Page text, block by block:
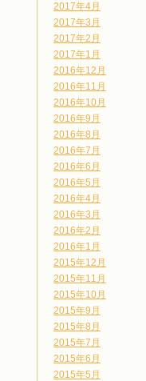
2017年4月
2017年3月
2017年2月
2017年1月
2016年12月
2016年11月
2016年10月
2016年9月
2016年8月
2016年7月
2016年6月
2016年5月
2016年4月
2016年3月
2016年2月
2016年1月
2015年12月
2015年11月
2015年10月
2015年9月
2015年8月
2015年7月
2015年6月
2015年5月